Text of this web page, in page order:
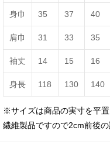
身巾 35 37 40
肩巾 31 33 35
袖丈 14 15 16
身長 118 130 140
※サイズは商品の実寸を平置
繊維製品ですので2cm前後